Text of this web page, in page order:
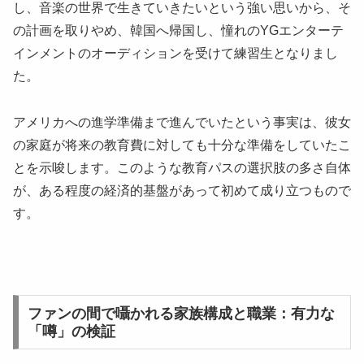
し、音楽の世界で生きていきたいという強い思いから、そ
の計画を取りやめ、韓国へ帰国し、憧れのYGエンターテ
インメントのオーディションを受けて練習生となりまし
た。
アメリカへの進学準備まで進んでいたという事実は、彼女
の家庭が将来の教育費に対しても十分な準備をしていたこ
とを示唆します。このような教育パスの選択肢の多さ自体
が、ある程度の経済的基盤があって初めて成り立つもので
す。
ファンの間で囁かれる家族構成と職業：有力な
「噂」の検証